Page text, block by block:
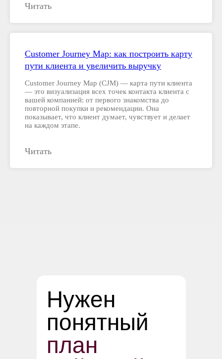
Читать
Customer Journey Map: как построить карту
пути клиента и увеличить выручку
Customer Journey Map (CJM) — карта пути клиента
— это визуализация всех точек контакта клиента с
вашей компанией: от первого знакомства до
повторной покупки и рекомендации. Она
показывает, что клиент думает, чувствует и делает
на каждом этапе.
Читать
Нужен
понятный
план